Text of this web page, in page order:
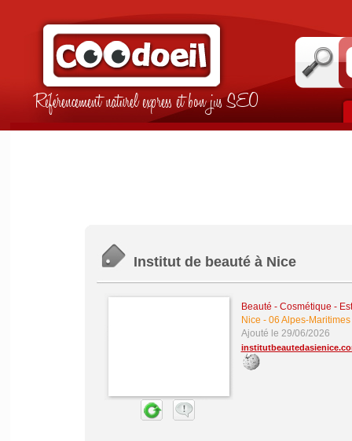
Référencement naturel express et bon jus SEO
Institut de beauté à Nice
Beauté - Cosmétique -
Nice - 06 Alpes-Maritimes
Ajouté le 29/06/2026